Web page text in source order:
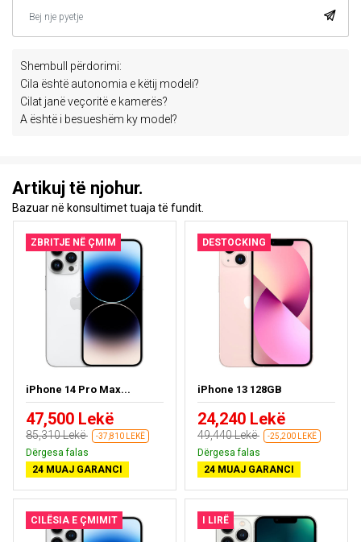
Shembull përdorimi:
Cila është autonomia e këtij modeli?
Cilat janë veçoritë e kamerës?
A është i besueshëm ky model?
Artikuj të njohur.
Bazuar në konsultimet tuaja të fundit.
ZBRITJE NË ÇMIM
iPhone 14 Pro Max...
47,500 Lekë
85,310 Lekë -37,810 LEKË
Dërgesa falas
24 MUAJ GARANCI
DESTOCKING
iPhone 13 128GB
24,240 Lekë
49,440 Lekë -25,200 LEKË
Dërgesa falas
24 MUAJ GARANCI
CILËSIA E ÇMIMIT I LIRË